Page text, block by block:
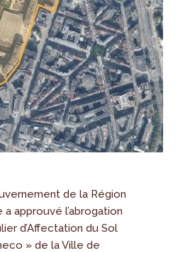
de la Région
approuvé l’abrogation
d’Affectation du Sol
» de la Ville de